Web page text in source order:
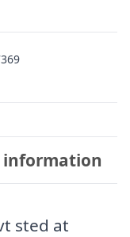
information
sted at